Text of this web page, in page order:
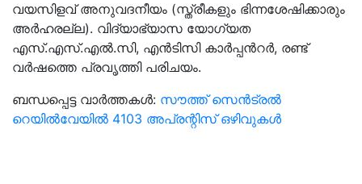
വയസിളവ് അനുവദനീയം (സ്ത്രീകളും ഭിന്നശേഷിക്കാരും
അര്‍ഹരല്ല). വിദ്യാഭ്യാസ യോഗ്യത
എസ്.എസ്.എല്‍.സി, എന്‍ടിസി കാര്‍പ്പന്‍റര്‍, രണ്ട്
വര്‍ഷത്തെ പ്രവൃത്തി പരിചയം.
ബന്ധപ്പെട്ട വാർത്തകൾ: സൗത്ത് സെൻട്രൽ
റെയിൽവേയിൽ 4103 അപ്രന്റിസ് ഒഴിവുകൾ